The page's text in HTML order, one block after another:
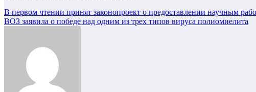
Навигация
по
В первом чтении принят законопроект о предоставлении научным
ВОЗ заявила о победе над одним из трех типов вируса полиомиелита